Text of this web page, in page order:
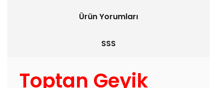
Ürün Yorumları
SSS
Toptan Geyik